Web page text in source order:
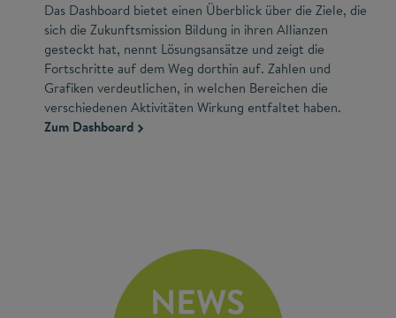
Das Dashboard bietet einen Überblick über die Ziele, die
sich die Zukunftsmission Bildung in ihren Allianzen
gesteckt hat, nennt Lösungsansätze und zeigt die
Fortschritte auf dem Weg dorthin auf. Zahlen und
Grafiken verdeutlichen, in welchen Bereichen die
verschiedenen Aktivitäten Wirkung entfaltet haben.
Zum Dashboard